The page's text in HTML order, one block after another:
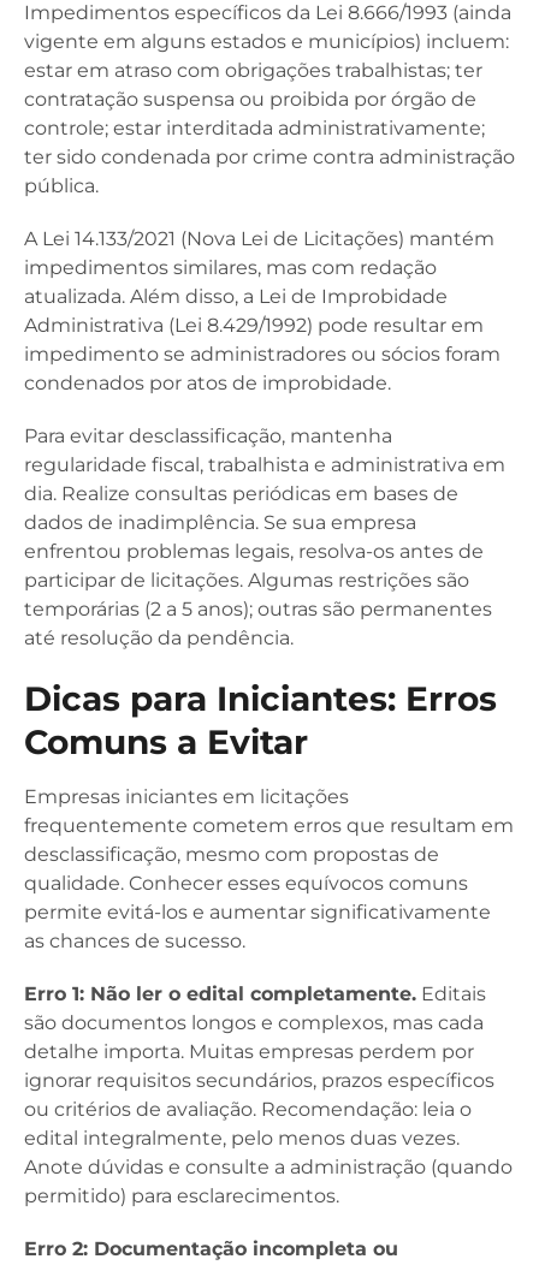
Impedimentos específicos da Lei 8.666/1993 (ainda
vigente em alguns estados e municípios) incluem:
estar em atraso com obrigações trabalhistas; ter
contratação suspensa ou proibida por órgão de
controle; estar interditada administrativamente;
ter sido condenada por crime contra administração
pública.
A Lei 14.133/2021 (Nova Lei de Licitações) mantém
impedimentos similares, mas com redação
atualizada. Além disso, a Lei de Improbidade
Administrativa (Lei 8.429/1992) pode resultar em
impedimento se administradores ou sócios foram
condenados por atos de improbidade.
Para evitar desclassificação, mantenha
regularidade fiscal, trabalhista e administrativa em
dia. Realize consultas periódicas em bases de
dados de inadimplência. Se sua empresa
enfrentou problemas legais, resolva-os antes de
participar de licitações. Algumas restrições são
temporárias (2 a 5 anos); outras são permanentes
até resolução da pendência.
Dicas para Iniciantes: Erros
Comuns a Evitar
Empresas iniciantes em licitações
frequentemente cometem erros que resultam em
desclassificação, mesmo com propostas de
qualidade. Conhecer esses equívocos comuns
permite evitá-los e aumentar significativamente
as chances de sucesso.
Erro 1: Não ler o edital completamente. Editais
são documentos longos e complexos, mas cada
detalhe importa. Muitas empresas perdem por
ignorar requisitos secundários, prazos específicos
ou critérios de avaliação. Recomendação: leia o
edital integralmente, pelo menos duas vezes.
Anote dúvidas e consulte a administração (quando
permitido) para esclarecimentos.
Erro 2: Documentação incompleta ou